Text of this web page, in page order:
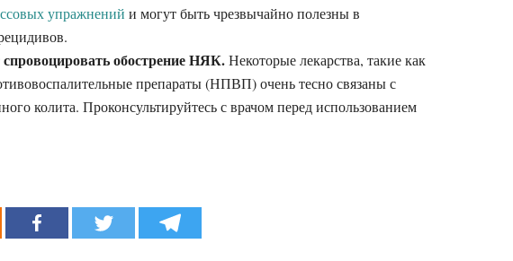
упражнений и могут быть чрезвычайно полезны в
обострение НЯК.Некоторые лекарства, такие как
препараты (НПВП) очень тесно связаны с
колита. Проконсультируйтесь с врачом перед использованием